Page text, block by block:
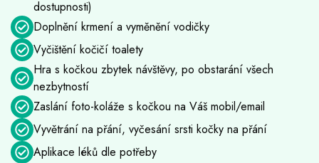
dostupnosti)
Doplnění krmení a vyměnění vodičky
Vyčištění kočičí toalety
Hra s kočkou zbytek návštěvy, po obstarání všech
nezbytností
Zaslání foto-koláže s kočkou na Váš mobil/email
Vyvětrání na přání, vyčesání srsti kočky na přání
Aplikace léků dle potřeby